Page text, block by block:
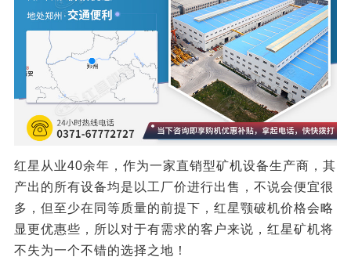
红星从业40余年，作为一家直销型矿机设备生产商，其
产出的所有设备均是以工厂价进行出售，不说会便宜很
多，但至少在同等质量的前提下，红星颚破机价格会略
显更优惠些，所以对于有需求的客户来说，红星矿机将
不失为一个不错的选择之地！